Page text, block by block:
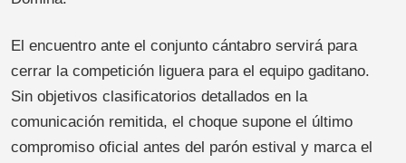
El encuentro ante el conjunto cántabro servirá para
cerrar la competición liguera para el equipo gaditano.
Sin objetivos clasificatorios detallados en la
comunicación remitida, el choque supone el último
compromiso oficial antes del parón estival y marca el